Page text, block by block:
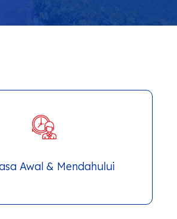
Awal & Mendahului